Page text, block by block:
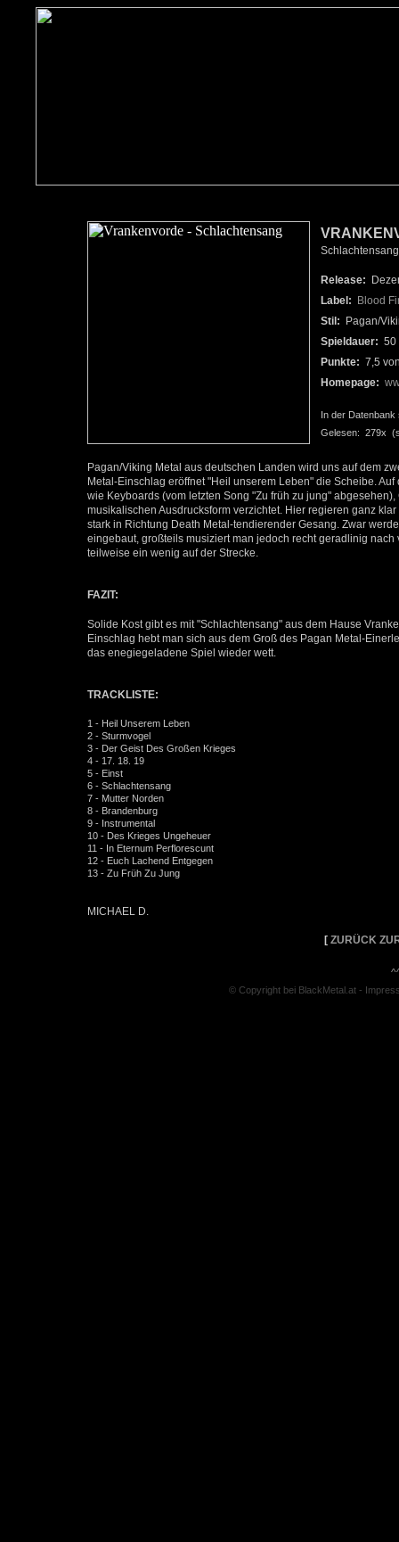
Schlachtensang
Release:
Label:
Blood
Stil: Pagan/
Spieldauer: 50
Punkte: 7,5
Homepage:
In der Datenbank
Gelesen: 279x
Pagan/Viking Metal aus deutschen Landen wird uns auf dem
Metal-Einschlag eröffnet "Heil unserem Leben" die Scheibe.
wie Keyboards (vom letzten Song "Zu früh zu jung"
musikalischen Ausdrucksform verzichtet. Hier regieren ganz
stark in Richtung Death Metal-tendierender Gesang. Zwar
eingebaut, großteils musiziert man jedoch recht geradlinig
teilweise ein wenig auf der Strecke.
FAZIT:
Solide Kost gibt es mit "Schlachtensang" aus dem Hause
Einschlag hebt man sich aus dem Groß des Pagan Metal-
das enegiegeladene Spiel wieder wett.
TRACKLISTE:
1 - Heil Unserem Leben
2 - Sturmvogel
3 - Der Geist Des Großen Krieges
4 - 17. 18. 19
5 - Einst
6 - Schlachtensang
7 - Mutter Norden
8 - Brandenburg
9 - Instrumental
10 - Des Krieges Ungeheuer
11 - In Eternum Perflorescunt
12 - Euch Lachend Entgegen
13 - Zu Früh Zu Jung
MICHAEL D.
[ ZURÜCK
© Copyright bei BlackMetal.at -